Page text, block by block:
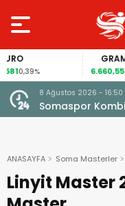
GRAM ALTIN
6.660,55 2,59%
8 Ağustos 2026 - 16:50
Somaspor
ANASAYFA Soma Masterler
Linyit Master